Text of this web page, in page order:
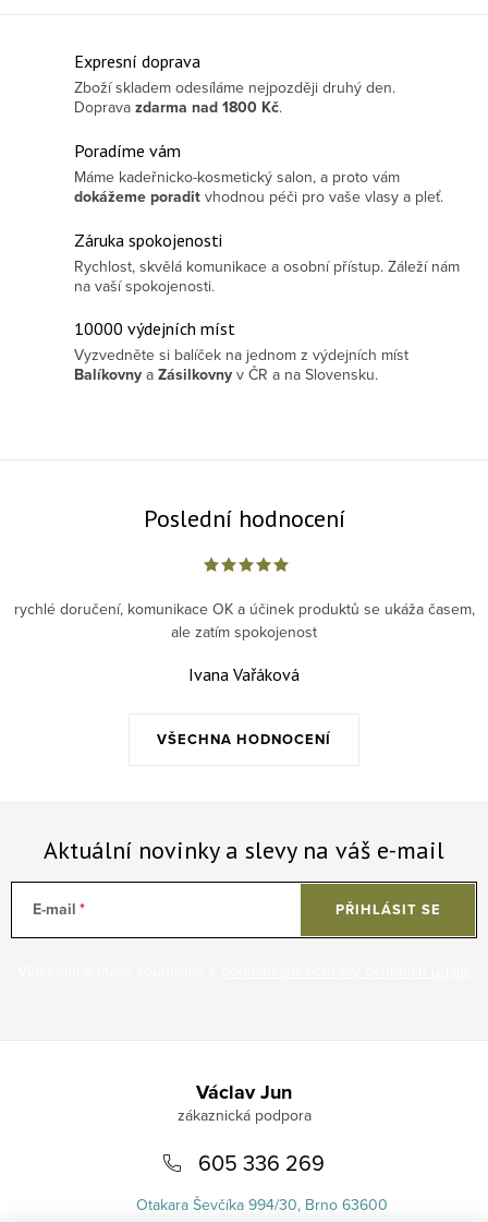
Ovládací prvky výpisu
Expresní doprava
Zboží skladem odesíláme nejpozději druhý den.
Doprava zdarma nad 1800 Kč.
Poradíme vám
Máme kadeřnicko-kosmetický salon, a proto vám
dokážeme poradit vhodnou péči pro vaše vlasy a pleť.
Záruka spokojenosti
Rychlost, skvělá komunikace a osobní přístup. Záleží nám
na vaší spokojenosti.
10000 výdejních míst
Vyzvedněte si balíček na jednom z výdejních míst
Balíkovny a Zásilkovny v ČR a na Slovensku.
Poslední hodnocení
VŠECHNA HODNOCENÍ
rychlé doručení, komunikace OK a účinek produktů se ukáža časem,
ale zatím spokojenost
Ivana Vařáková
Aktuální novinky a slevy na váš e-mail
E-mail PŘIHLÁSIT SE
Václav Jun
605 336 269
Otakara Ševčíka 994/30, Brno 63600